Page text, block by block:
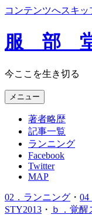
コンテンツへスキッ
服 部
今ここを生き切る
メニュー
著者略歴
記事一覧
ランニング
Facebook
Twitter
MAP
02．ランニング ・ 04
STY2013 ・ ｂ．覚醒